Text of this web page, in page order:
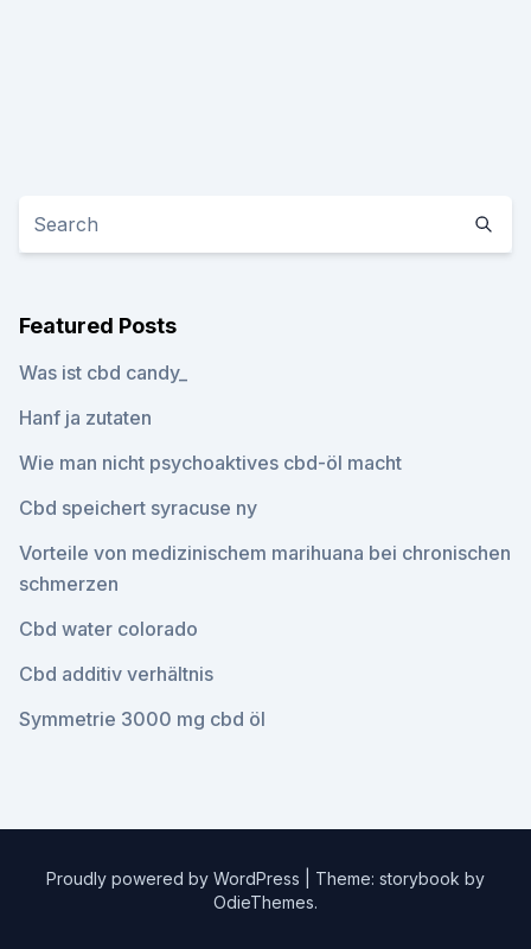
Featured Posts
Was ist cbd candy_
Hanf ja zutaten
Wie man nicht psychoaktives cbd-öl macht
Cbd speichert syracuse ny
Vorteile von medizinischem marihuana bei chronischen
schmerzen
Cbd water colorado
Cbd additiv verhältnis
Symmetrie 3000 mg cbd öl
Proudly powered by WordPress
Theme: storybook by
OdieThemes.